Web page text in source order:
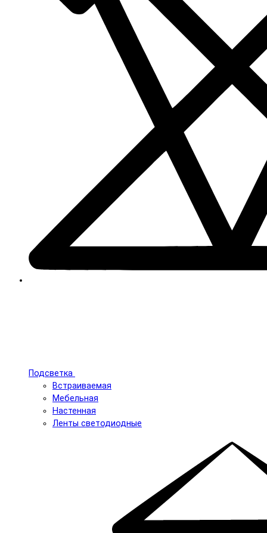
Подсветка
Встраиваемая
Мебельная
Настенная
Ленты светодиодные